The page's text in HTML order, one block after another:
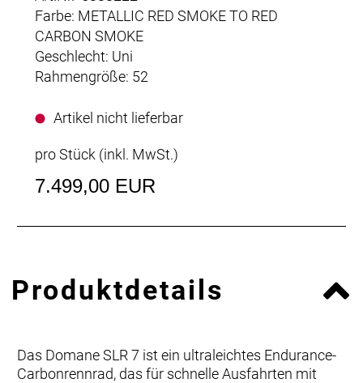
Farbe: METALLIC RED SMOKE TO RED
CARBON SMOKE
Geschlecht: Uni
Rahmengröße: 52
Artikel nicht lieferbar
pro Stück (inkl. MwSt.)
7.499,00 EUR
Produktdetails
Das Domane SLR 7 ist ein ultraleichtes Endurance-
Carbonrennrad, das für schnelle Ausfahrten mit